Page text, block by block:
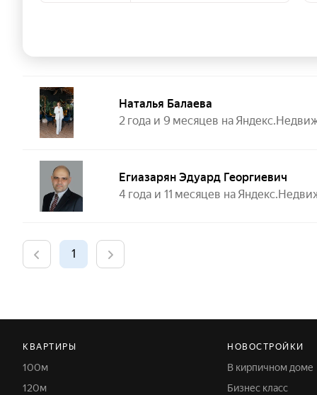
Наталья Балаева
2 года и 9 месяцев на
Егиазарян Эдуард Георгиевич
4 года и 11 месяцев на
1
КВАРТИРЫ
100м
120м
НОВОСТРОЙКИ
В кирпичном доме
Бизнес класс